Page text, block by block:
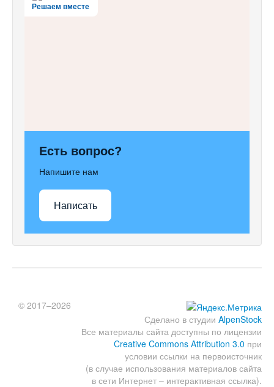
Решаем вместе
Есть вопрос?
Напишите нам
Написать
Сделано в студии AlpenStock
Все материалы сайта доступны по лицензии
Creative Commons Attribution 3.0 при
условии ссылки на первоисточник
(в случае использования материалов сайта
в сети Интернет – интерактивная ссылка).
© 2017–2026